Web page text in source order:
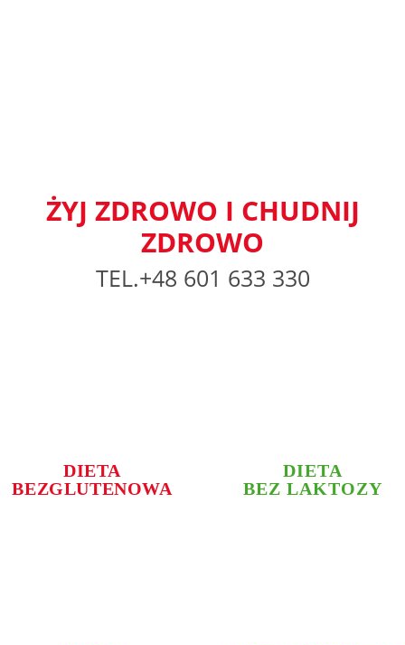
ŻYJ ZDROWO I CHUDNIJ
ZDROWO
TEL.+48 601 633 330
DIETA
BEZGLUTENOWA
DIETA
BEZ LAKTOZY